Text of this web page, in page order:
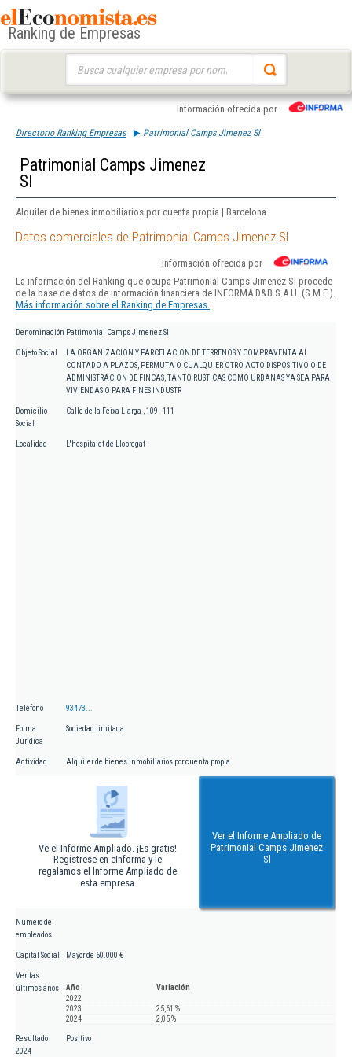
Ranking de Empresas
Información ofrecida por
Directorio Ranking Empresas Patrimonial Camps Jimenez Sl
Patrimonial Camps Jimenez
Sl
Alquiler de bienes inmobiliarios por cuenta propia | Barcelona
Datos comerciales de Patrimonial Camps Jimenez Sl
Información ofrecida por
La información del Ranking que ocupa Patrimonial Camps Jimenez Sl procede
de la base de datos de información financiera de INFORMA D&B S.A.U. (S.M.E.).
Más información sobre el Ranking de Empresas.
Denominación Patrimonial Camps Jimenez Sl
Objeto Social
LA ORGANIZACION Y PARCELACION DE TERRENOS Y COMPRAVENTA AL
CONTADO A PLAZOS, PERMUTA O CUALQUIER OTRO ACTO DISPOSITIVO O DE
ADMINISTRACION DE FINCAS, TANTO RUSTICAS COMO URBANAS YA SEA PARA
VIVIENDAS O PARA FINES INDUSTR
Domicilio
Social
Calle de la Feixa Llarga , 109 - 111
Localidad L'hospitalet de Llobregat
Teléfono 93473...
Forma
Jurídica
Sociedad limitada
Actividad Alquiler de bienes inmobiliarios por cuenta propia
Ve el Informe Ampliado. ¡Es gratis!
Regístrese en eInforma y le
regalamos el Informe Ampliado de
esta empresa
Ver el Informe Ampliado de
Patrimonial Camps Jimenez
Sl
Número de
empleados
Capital Social Mayor de 60.000 €
Ventas
últimos años
Año
Variación
2022
2023
25,61 %
2024
2,05 %
Resultado
2024
Positivo